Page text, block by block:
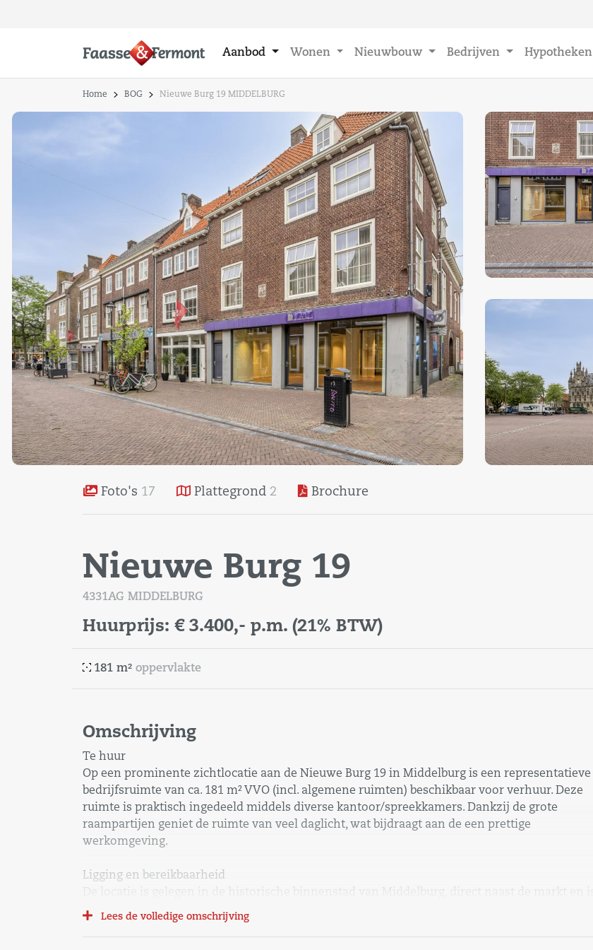
Aanbod Wonen Nieuwbouw Bedrijven Hypotheken
Home BOG Nieuwe Burg 19 MIDDELBURG
Foto's 17 Plattegrond 2 Brochure
Nieuwe Burg 19
4331AG MIDDELBURG
Huurprijs: € 3.400,- p.m. (21% BTW)
181 m² oppervlakte
Omschrijving
Te huur
Op een prominente zichtlocatie aan de Nieuwe Burg 19 in Middelburg is een representatieve
bedrijfsruimte van ca. 181 m² VVO (incl. algemene ruimten) beschikbaar voor verhuur. Deze
ruimte is praktisch ingedeeld middels diverse kantoor/spreekkamers. Dankzij de grote
raampartijen geniet de ruimte van veel daglicht, wat bijdraagt aan de een prettige
werkomgeving.
Ligging en bereikbaarheid
uitstekend bereikbaar, zowel per auto als per openbaar vervoer, met het NS-station op
Lees de volledige omschrijving